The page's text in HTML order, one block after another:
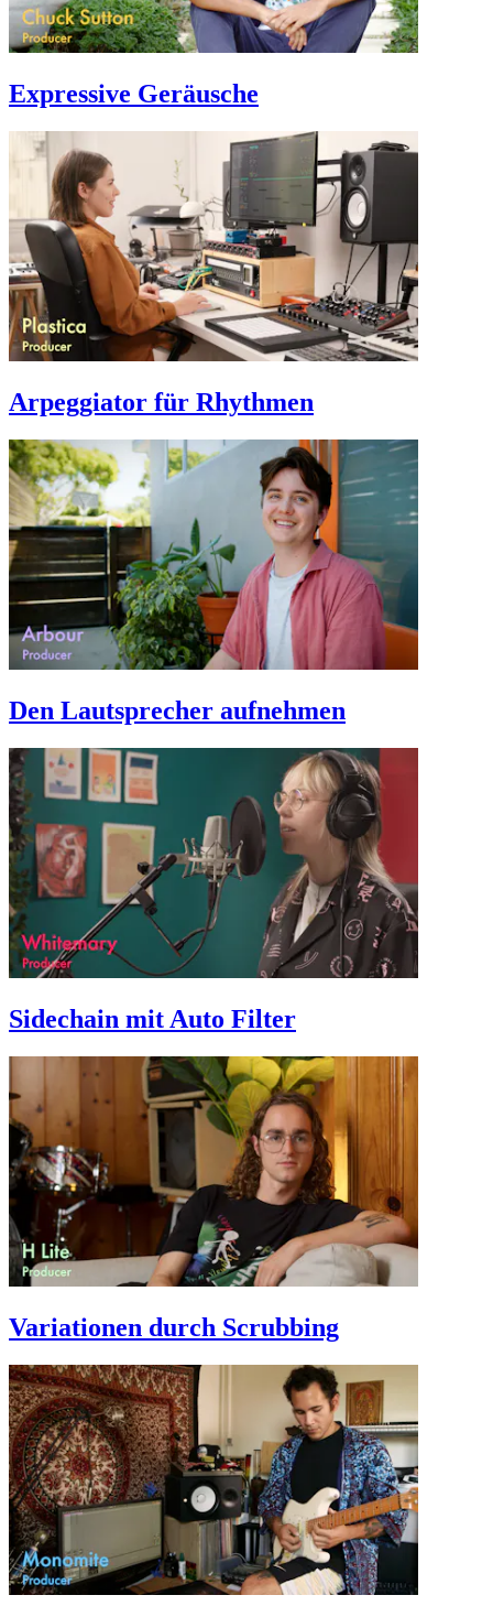
Expressive Geräusche
Arpeggiator für Rhythmen
Den Lautsprecher aufnehmen
Sidechain mit Auto Filter
Variationen durch Scrubbing